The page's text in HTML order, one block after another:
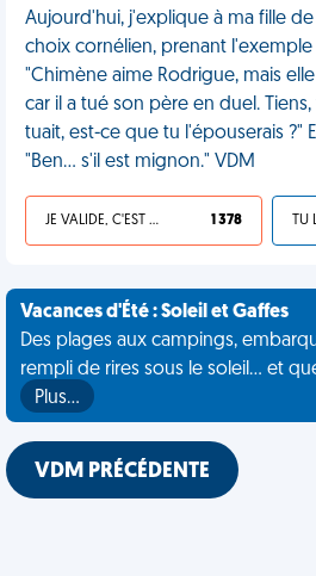
Aujourd'hui, j'explique à ma fille de
choix cornélien, prenant
"Chimène aime Rodrigue, mais
car il a tué son père en duel.
tuait, est-ce que tu l'épouserais ?"
"Ben… s'il est mignon." VDM
JE VALIDE, C'EST UNE VDM 1 378
Vacances d'Été : Soleil et Gaffes
Des plages aux campings,
rempli de rires sous le soleil... et
Plus…
VDM PRÉCÉDENTE